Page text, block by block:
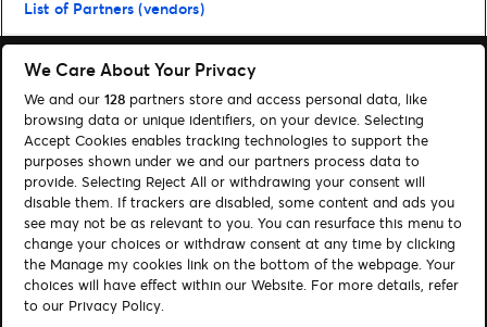
Suchen
Cookie-Einwilligungstool
Autor*innen
Kontakt
Impressum
Tickets
Folge uns:
List of Partners (vendors)
We Care About Your Privacy
We and our 128 partners store and access personal data, like
browsing data or unique identifiers, on your device. Selecting
Accept Cookies enables tracking technologies to support the
purposes shown under we and our partners process data to
provide. Selecting Reject All or withdrawing your consent will
disable them. If trackers are disabled, some content and ads you
see may not be as relevant to you. You can resurface this menu to
change your choices or withdraw consent at any time by clicking
the Manage my cookies link on the bottom of the webpage. Your
choices will have effect within our Website. For more details, refer
to our Privacy Policy.